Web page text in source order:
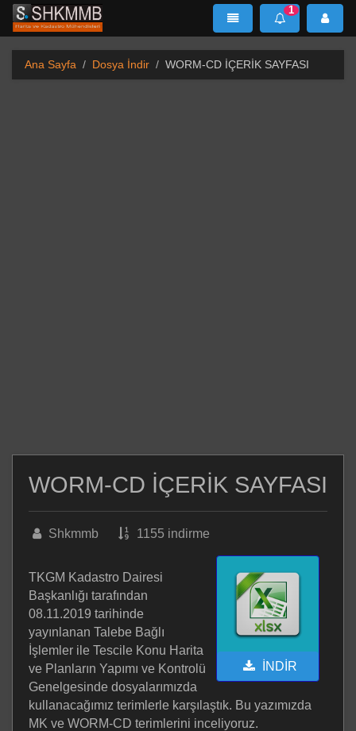
SHKMMB MenÜ Mesaj
1
Ana Sayfa Dosya İndir WORM-CD İÇERİK SAYFASI
WORM-CD İÇERİK SAYFASI
Shkmmb 1155 indirme
İNDİR
TKGM Kadastro Dairesi
Başkanlığı tarafından
08.11.2019 tarihinde
yayınlanan Talebe Bağlı
İşlemler ile Tescile Konu Harita
ve Planların Yapımı ve Kontrolü
Genelgesinde dosyalarımızda
kullanacağımız terimlerle karşılaştık. Bu yazımızda
MK ve WORM-CD terimlerini inceliyoruz.